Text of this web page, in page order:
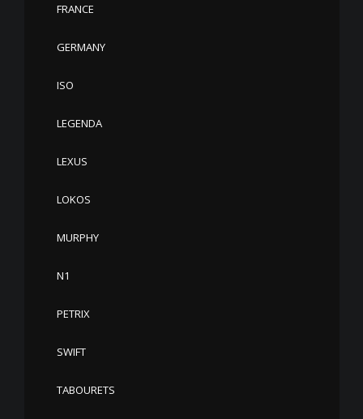
FRANCE
GERMANY
ISO
LEGENDA
LEXUS
LOKOS
MURPHY
N1
PETRIX
SWIFT
TABOURETS